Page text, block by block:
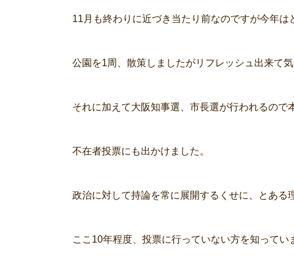
11月も終わりに近づき当たり前なのですが今年は
公園を1周、散策しましたがリフレッシュ出来て気
それに加えて大阪知事選、市長選が行われるので
不在者投票にも出かけました。
政治に対して持論を常に展開するくせに、とある
ここ10年程度、投票に行っていない方を知って